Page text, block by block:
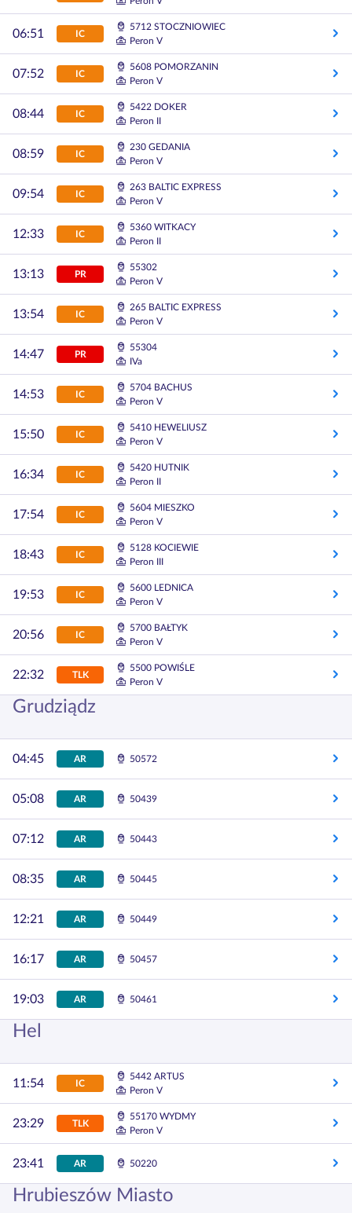
06:51 IC
5712 STOCZNIOWIEC
Peron V
07:52 IC
5608 POMORZANIN
Peron V
08:44 IC
5422 DOKER
Peron II
08:59 IC
230 GEDANIA
Peron V
09:54 IC
263 BALTIC EXPRESS
Peron V
12:33 IC
5360 WITKACY
Peron II
13:13 PR
55302
Peron V
13:54 IC
265 BALTIC EXPRESS
Peron V
14:47 PR
55304
IVa
14:53 IC
5704 BACHUS
Peron V
15:50 IC
5410 HEWELIUSZ
Peron V
16:34 IC
5420 HUTNIK
Peron II
17:54 IC
5604 MIESZKO
Peron V
18:43 IC
5128 KOCIEWIE
Peron III
19:53 IC
5600 LEDNICA
Peron V
20:56 IC
5700 BAŁTYK
Peron V
22:32 TLK
5500 POWIŚLE
Peron V
Grudziądz
04:45 AR 50572
05:08 AR 50439
07:12 AR 50443
08:35 AR 50445
12:21 AR 50449
16:17 AR 50457
19:03 AR 50461
Hel
11:54 IC
5442 ARTUS
Peron V
23:29 TLK
55170 WYDMY
Peron V
23:41 AR 50220
Hrubieszów Miasto